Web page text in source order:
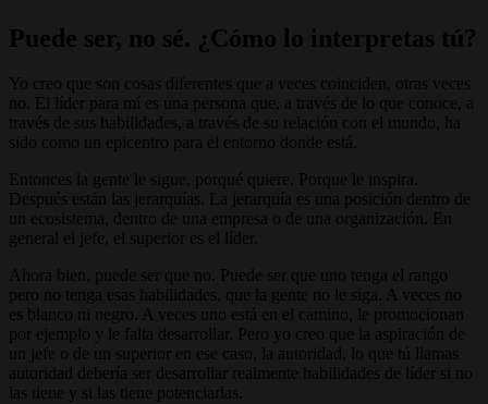
Puede ser, no sé. ¿Cómo lo interpretas tú?
Yo creo que son cosas diferentes que a veces coinciden, otras veces
no. El líder para mí es una persona que, a través de lo que conoce, a
través de sus habilidades, a través de su relación con el mundo, ha
sido como un epicentro para el entorno donde está.
Entonces la gente le sigue, porqué quiere. Porque le inspira.
Después están las jerarquías. La jerarquía es una posición dentro de
un ecosistema, dentro de una empresa o de una organización. En
general el jefe, el superior es el líder.
Ahora bien, puede ser que no. Puede ser que uno tenga el rango
pero no tenga esas habilidades, que la gente no le siga. A veces no
es blanco ni negro. A veces uno está en el camino, le promocionan
por ejemplo y le falta desarrollar. Pero yo creo que la aspiración de
un jefe o de un superior en ese caso, la autoridad, lo que tú llamas
autoridad debería ser desarrollar realmente habilidades de líder si no
las tiene y si las tiene potenciarlas.